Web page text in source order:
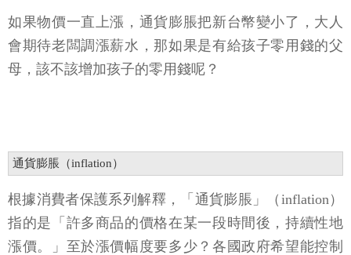
如果物價一直上漲，通貨膨脹把新台幣變小了，大人
會期待老闆調漲薪水，那如果是有給孩子零用錢的父
母，該不該增加孩子的零用錢呢？
通貨膨脹（inflation）
根據消費者保護系列解釋，「通貨膨脹」（inflation）
指的是「許多商品的價格在某一段時間後，持續性地
漲價。」至於漲價幅度要多少？各國政府希望能控制